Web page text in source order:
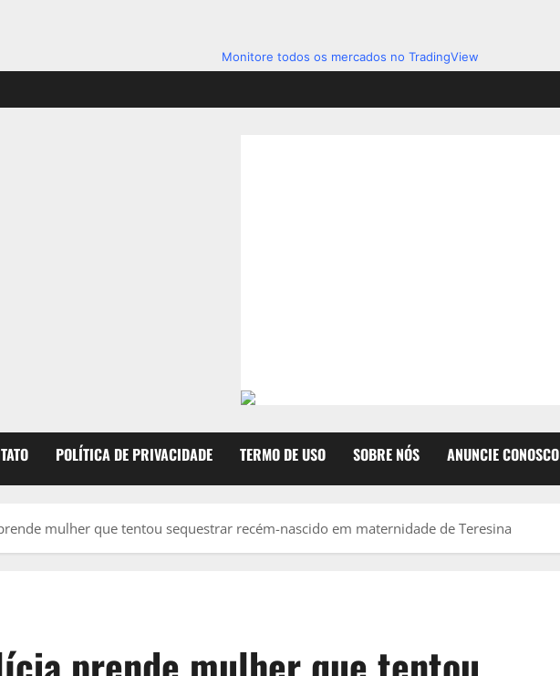
Monitore todos os mercados no TradingView
POLÍTICA DE PRIVACIDADE TERMO DE USO SOBRE NÓS ANUNCIE CONOSCO
mulher que tentou sequestrar recém-nascido em maternidade de Teresina